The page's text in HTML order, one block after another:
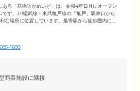
ある「花物語かめいど」は、令和4年12月にオープン
です。JR総武線・東武亀戸線の「亀戸」駅東口から
な場所に位置しています。最寄駅から徒歩圏内にあ
出しなど、スタッフやご家族様と一緒にお買い物
ので気軽に訪問しやすい」と喜ばれています。施
1608
商業施設に隣接